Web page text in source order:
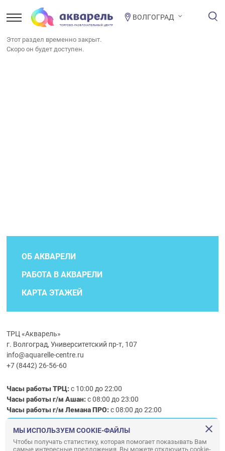
ВОЛГОГРАД
Этот раздел временно закрыт.
Скоро он будет доступен.
ОБ АКВАРЕЛИ
РАБОТА В АКВАРЕЛИ
КАРТА ЭТАЖЕЙ
ТРЦ «Акварель»
г. Волгоград, Университетский пр-т, 107
info@aquarelle-centre.ru
+7 (8442) 26-56-60
Часы работы ТРЦ:с 10:00 до 22:00
Часы работы г/м Ашан:с 08:00 до 23:00
Часы работыг/мЛемана ПРО:с 08:00 до 22:00
Правила посещения ТРЦ «Акварель»
МЫ ИСПОЛЬЗУЕМ COOKIE-ФАЙЛЫ
Чтобы получать статистику, которая помогает показывать Вам
самые интересные предложения. Вы можете отключить cookie-